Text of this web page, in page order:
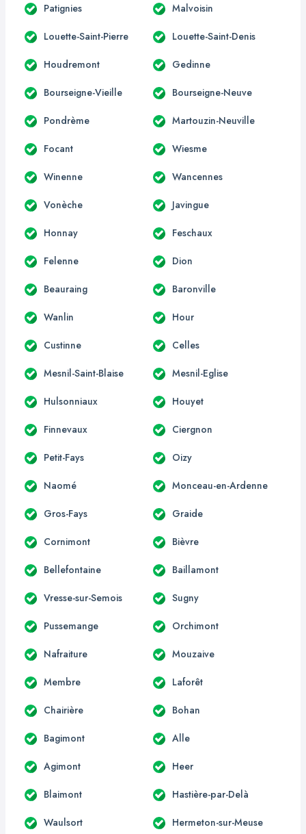
Patignies Malvoisin
Louette-Saint-Pierre Louette-Saint-Denis
Houdremont Gedinne
Bourseigne-Vieille Bourseigne-Neuve
Pondrème Martouzin-Neuville
Focant Wiesme
Winenne Wancennes
Vonèche Javingue
Honnay Feschaux
Felenne Dion
Beauraing Baronville
Wanlin Hour
Custinne Celles
Mesnil-Saint-Blaise Mesnil-Eglise
Hulsonniaux Houyet
Finnevaux Ciergnon
Petit-Fays Oizy
Naomé Monceau-en-Ardenne
Gros-Fays Graide
Cornimont Bièvre
Bellefontaine Baillamont
Vresse-sur-Semois Sugny
Pussemange Orchimont
Nafraiture Mouzaive
Membre Laforêt
Chairière Bohan
Bagimont Alle
Agimont Heer
Blaimont Hastière-par-Delà
Waulsort Hermeton-sur-Meuse